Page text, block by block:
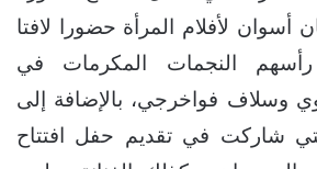
أسوان لأفلام المرأة حضورا لافتا
النجمات المكرمات في
وسلاف فواخرجي، بالإضافة إلى
شاركت في تقديم حفل افتتاح